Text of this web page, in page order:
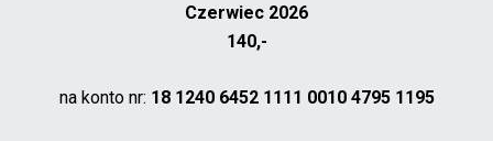
Czerwiec 2026
140,-
na konto nr: 18 1240 6452 1111 0010 4795 1195